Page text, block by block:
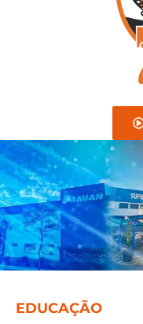
EDUCAÇÃO